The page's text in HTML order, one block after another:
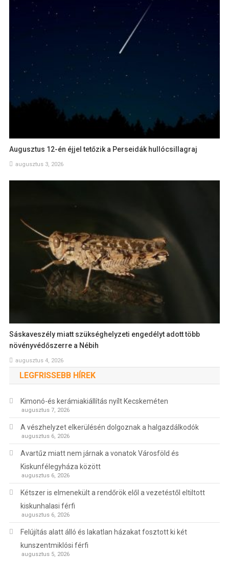
Augusztus 12-én éjjel tetőzik a Perseidák hullócsillagraj
augusztus 3, 2026
Sáskaveszély miatt szükséghelyzeti engedélyt adott több
növényvédőszerre a Nébih
augusztus 4, 2026
LEGFRISSEBB HÍREK
Kimonó-és kerámiakiállítás nyílt Kecskeméten
augusztus 7, 2026
A vészhelyzet elkerülésén dolgoznak a halgazdálkodók
augusztus 6, 2026
Avartűz miatt nem járnak a vonatok Városföld és
Kiskunfélegyháza között
augusztus 6, 2026
Kétszer is elmenekült a rendőrök elől a vezetéstől eltiltott
kiskunhalasi férfi
augusztus 6, 2026
Felújítás alatt álló és lakatlan házakat fosztott ki két
kunszentmiklósi férfi
augusztus 5, 2026